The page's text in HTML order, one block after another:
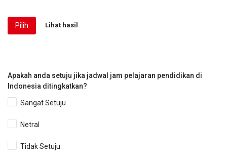
Pilih Lihat hasil
Apakah anda setuju jika jadwal jam pelajaran pendidikan di
Indonesia ditingkatkan?
Sangat Setuju
Netral
Tidak Setuju